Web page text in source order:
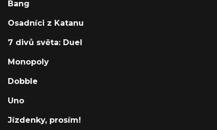
Bang
Osadníci z Katanu
7 divů světa: Duel
Monopoly
Dobble
Uno
Jízdenky, prosím!